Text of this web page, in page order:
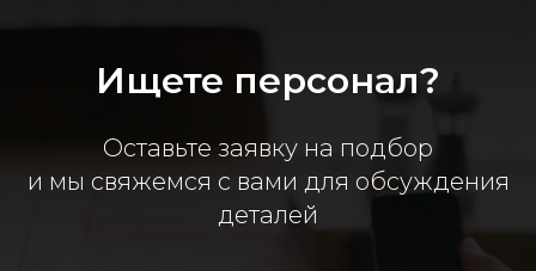
Ищете персонал?
Оставьте заявку на подбор
и мы свяжемся с вами для обсуждения
деталей